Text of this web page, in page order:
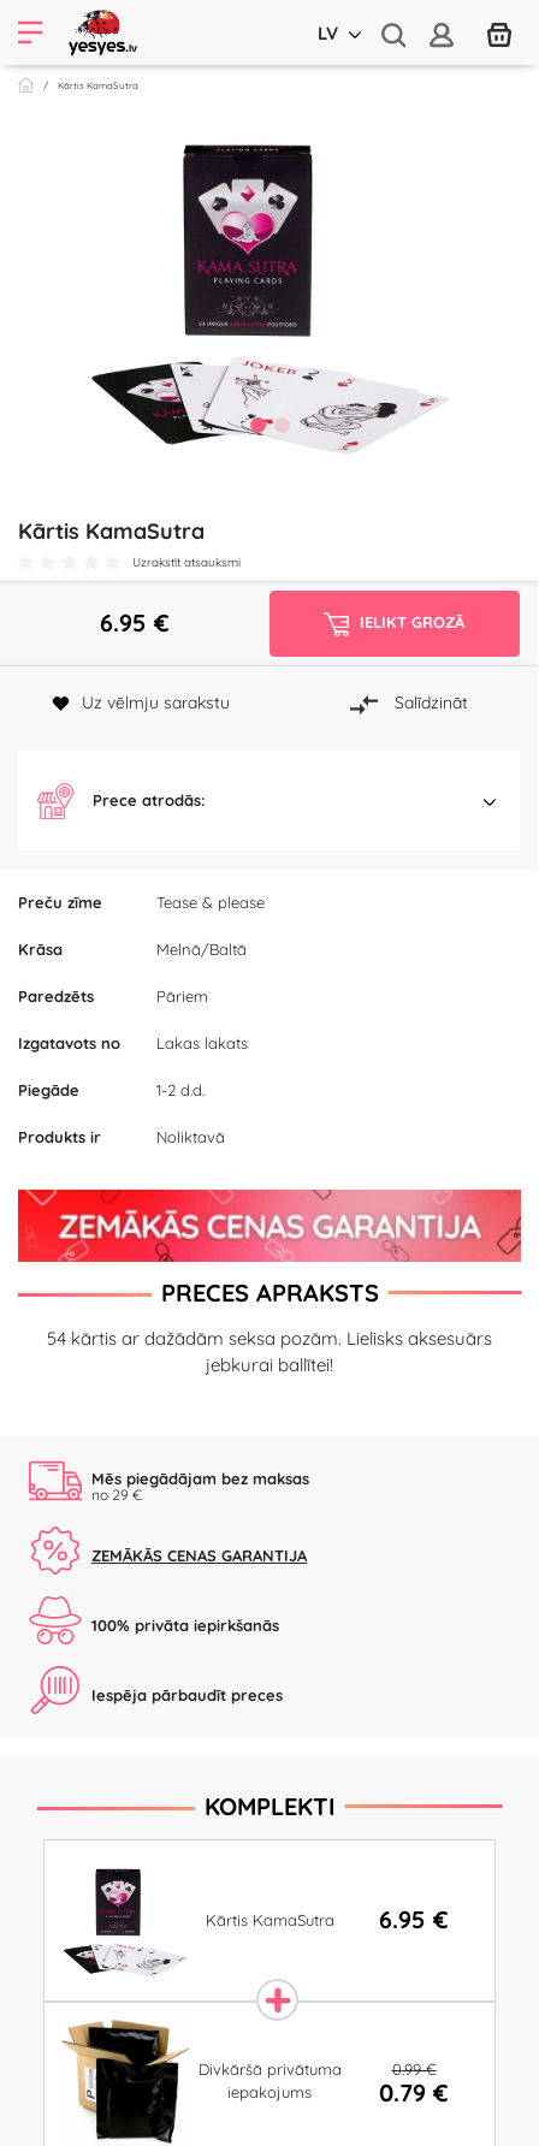
LV
Kārtis KamaSutra
Kārtis KamaSutra
Uzrakstīt atsauksmi
Preču zīme Tease & please
Krāsa Melnā/Baltā
Paredzēts Pāriem
Izgatavots no Lakas lakats
Piegāde 1-2 d.d.
Produkts ir Noliktavā
6.95 € IELIKT GROZĀ
Uz vēlmju sarakstu Salīdzināt
Prece atrodās:
PRECES APRAKSTS
54 kārtis ar dažādām seksa pozām. Lielisks aksesuārs
jebkurai ballītei!
Mēs piegādājam bez maksas
no 29 €
ZEMĀKĀS CENAS GARANTIJA
100% privāta iepirkšanās
Iespēja pārbaudīt preces
KOMPLEKTI
Kārtis KamaSutra 6.95 €
Divkāršā privātuma
iepakojums
0.99 €
0.79 €